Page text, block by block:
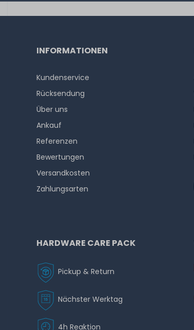
INFORMATIONEN
Kundenservice
Rücksendung
Über uns
Ankauf
Referenzen
Bewertungen
Versandkosten
Zahlungsarten
HARDWARE CARE PACK
Pickup & Return
Nächster Werktag
4h Reaktion